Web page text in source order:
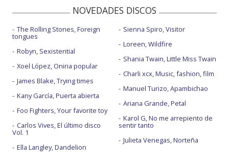
NOVEDADES DISCOS
The Rolling Stones, Foreign
tongues
Robyn, Sexistential
Xoel López, Oniria popular
James Blake, Trying times
Kany García, Puerta abierta
Foo Fighters, Your favorite toy
Carlos Vives, El último disco
Vol. 1
Ella Langley, Dandelion
Sienna Spiro, Visitor
Loreen, Wildfire
Shania Twain, Little Miss Twain
Charli xcx, Music, fashion, film
Manuel Turizo, Apambichao
Ariana Grande, Petal
Karol G, No me arrepiento de
sentir tanto
Julieta Venegas, Norteña